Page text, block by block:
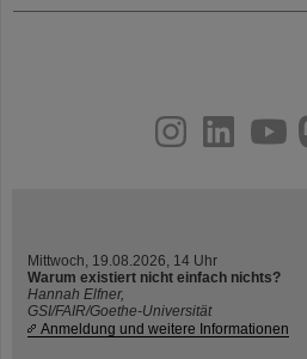
youtube
helmholtz.social
facebook
Mittwoch, 19.08.2026, 14 Uhr
Warum existiert nicht einfach nichts?
Hannah Elfner,
GSI/FAIR/Goethe-Universität
Anmeldung und weitere Informationen